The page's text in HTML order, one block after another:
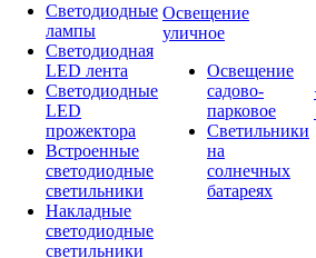
Светодиодные
лампы
Светодиодная
LED лента
Светодиодные
LED
прожектора
Встроенные
светодиодные
светильники
Накладные
светодиодные
светильники
Освещение
уличное
Освещение
садово-
парковое
Светильники
на
солнечных
батареях